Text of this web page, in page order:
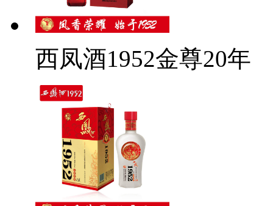
西凤酒1952金尊20年